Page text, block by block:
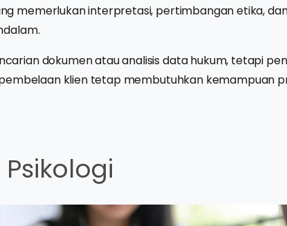
memerlukan interpretasi, pertimbangan etika,
dokumen atau analisis data hukum, tetapi
klien tetap membutuhkan kemampuan